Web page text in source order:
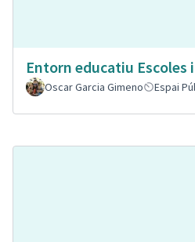
Entorn educatiu
Oscar Garcia Gimeno
Espai